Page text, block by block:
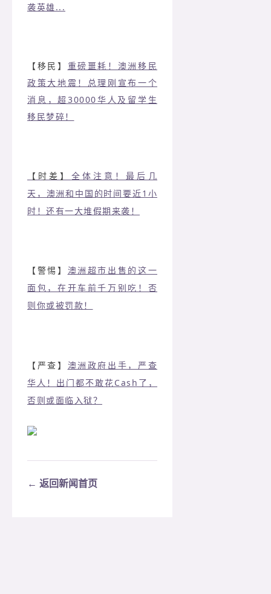
袭英雄...
【移民】 重磅噩耗！澳洲移民
政策大地震！总理刚宣布一个
消息，超30000华人及留学生
移民梦碎！
【时差】 全体注意！最后几
天，澳洲和中国的时间要近1小
时！还有一大堆假期来袭！
【警惕】 澳洲超市出售的这一
面包，在开车前千万别吃！否
则你或被罚款！
【严查】 澳洲政府出手，严查
华人！出门都不敢花Cash了，
否则或面临入狱？
← 返回新闻首页